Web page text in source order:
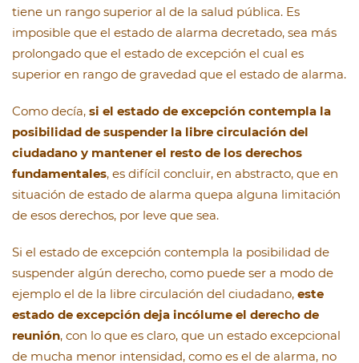
tiene un rango superior al de la salud pública. Es
imposible que el estado de alarma decretado, sea más
prolongado que el estado de excepción el cual es
superior en rango de gravedad que el estado de alarma.
Como decía, si el estado de excepción contempla la
posibilidad de suspender la libre circulación del
ciudadano y mantener el resto de los derechos
fundamentales, es difícil concluir, en abstracto, que en
situación de estado de alarma quepa alguna limitación
de esos derechos, por leve que sea.
Si el estado de excepción contempla la posibilidad de
suspender algún derecho, como puede ser a modo de
ejemplo el de la libre circulación del ciudadano, este
estado de excepción deja incólume el derecho de
reunión, con lo que es claro, que un estado excepcional
de mucha menor intensidad, como es el de alarma, no